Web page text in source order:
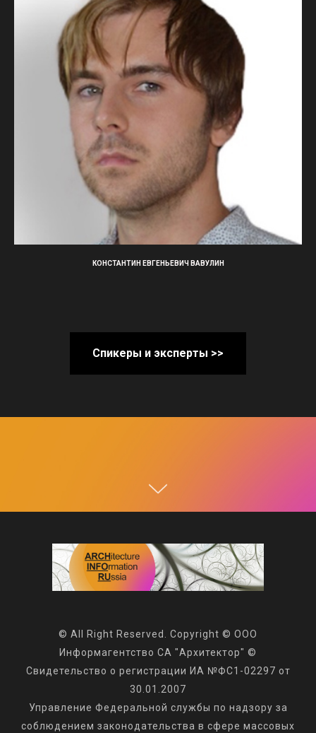
КОНСТАНТИН ЕВГЕНЬЕВИЧ ВАВУЛИН
Спикеры и эксперты >>
© All Right Reserved. Copyright © ООО
Информагентство СА "Архитектор" ©
Свидетельство о регистрации ИА №ФС1-02297 от
30.01.2007
Управление Федеральной службы по надзору за
соблюдением законодательства в сфере массовых